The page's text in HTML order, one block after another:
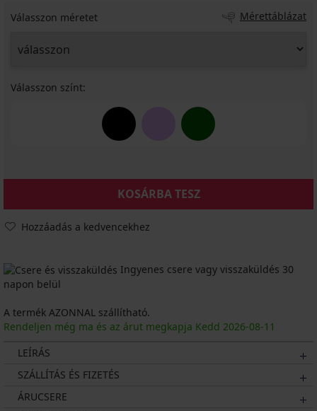
Válasszon méretet Mérettáblázat
Válasszon színt:
KOSÁRBA TESZ
Hozzáadás a kedvencekhez
Ingyenes csere vagy visszaküldés 30
napon belül
A termék AZONNAL szállítható.
Rendeljen még ma és az árut megkapja Kedd 2026-08-11
LEÍRÁS
SZÁLLÍTÁS ÉS FIZETÉS
ÁRUCSERE